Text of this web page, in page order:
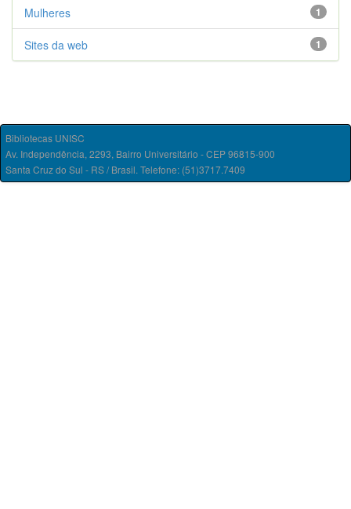
1
Mulheres
1
Sites da web
Bibliotecas UNISC
Av. Independência, 2293, Bairro Universitário - CEP 96815-900
Santa Cruz do Sul - RS / Brasil. Telefone: (51)3717.7409